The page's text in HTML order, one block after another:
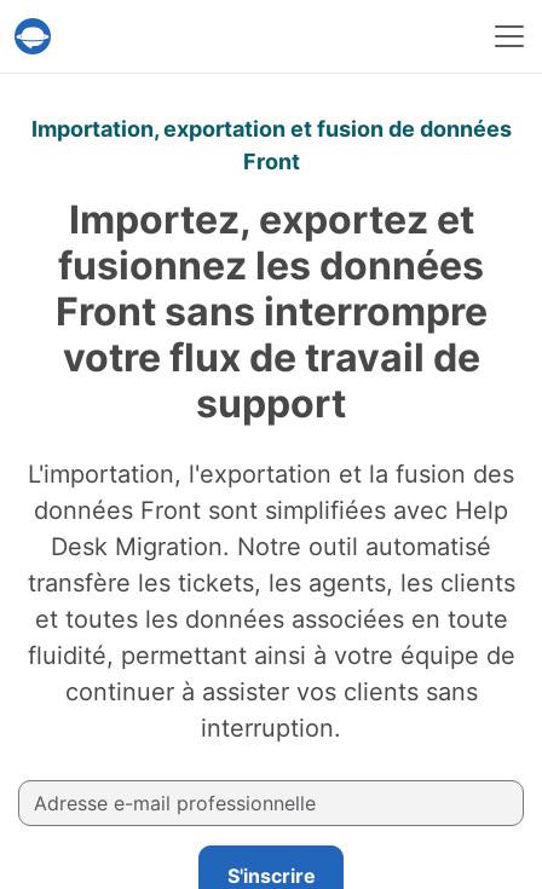
Service Help Desk Migration
Importation, exportation et fusion de données
Front
Importez, exportez et
fusionnez les données
Front sans interrompre
votre flux de travail de
support
L'importation, l'exportation et la fusion des
données Front sont simplifiées avec Help
Desk Migration. Notre outil automatisé
transfère les tickets, les agents, les clients
et toutes les données associées en toute
fluidité, permettant ainsi à votre équipe de
continuer à assister vos clients sans
interruption.
S'inscrire